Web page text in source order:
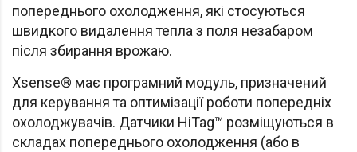
попереднього охолодження, які стосуються
швидкого видалення тепла з поля незабаром
після збирання врожаю.
Xsense® має програмний модуль, призначений
для керування та оптимізації роботи попередніх
охолоджувачів. Датчики HiTag™ розміщуються в
складах попереднього охолодження (або в